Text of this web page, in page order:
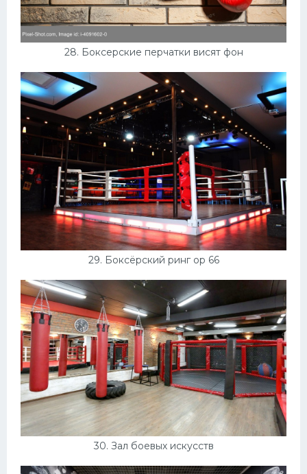
28. Боксерские перчатки висят фон
29. Боксёрский ринг ор 66
30. Зал боевых искусств